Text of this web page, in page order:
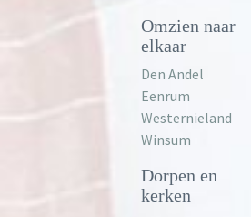
Omzien naar
elkaar
Den Andel
Eenrum
Westernieland
Winsum
Dorpen en
kerken